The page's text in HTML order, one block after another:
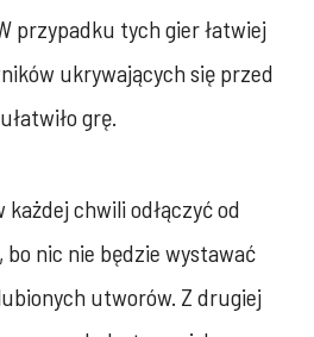
przypadku tych gier łatwiej
ukrywających się przed
grę.
każdej chwili odłączyć od
bo nic nie będzie wystawać
utworów. Z drugiej